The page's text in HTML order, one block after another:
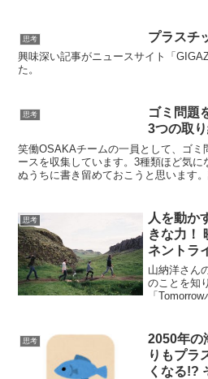
思考 プラスチ
興味深い記事がニュースサイト「
た。
思考
ゴミ問題
3つの取
笑働OSAKAチームの一員として、ゴミ
ースを収集しています。3種類ほど気
ぬうちに書き留めておこうと思います
思考
人を動か
きな力！
ネントラ
山納洋さん
のことを知
「
ィブル・エ
ー、トラン
思考
2050年の
りもプラ
くなる!?